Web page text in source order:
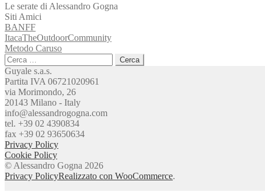
Le serate di Alessandro Gogna
Siti Amici
BANFF
ItacaTheOutdoorCommunity
Metodo Caruso
Ricerca
per:
Guyale s.a.s.
Partita IVA 06721020961
via Morimondo, 26
20143 Milano - Italy
info@alessandrogogna.com
tel. +39 02 4390834
fax +39 02 93650634
Privacy Policy
Cookie Policy
© Alessandro Gogna 2026
Privacy PolicyRealizzato con WooCommerce.